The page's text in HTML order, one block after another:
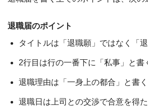
退職届のポイント
タイトルは「退職願」ではなく「
2行目は行の一番下に「私事」と書
退職理由は「一身上の都合」と書く
退職日は上司との交渉で合意を得た